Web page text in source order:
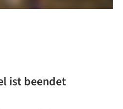
ist beendet